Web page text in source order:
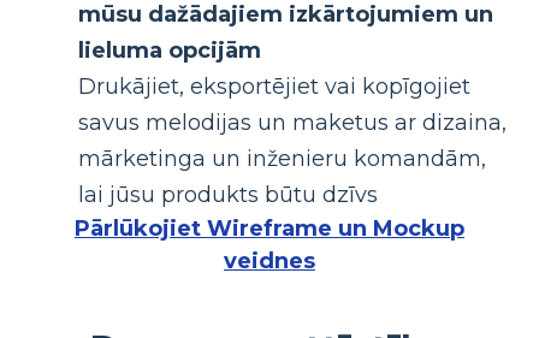
mūsu dažādajiem izkārtojumiem un
lieluma opcijām
Drukājiet, eksportējiet vai kopīgojiet
savus melodijas un maketus ar dizaina,
mārketinga un inženieru komandām,
lai jūsu produkts būtu dzīvs
Pārlūkojiet Wireframe un Mockup
veidnes